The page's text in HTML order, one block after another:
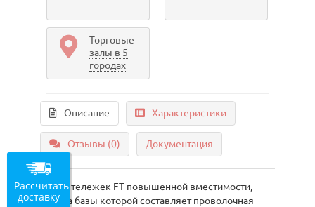
Торговые
залы в 5
городах
Описание Характеристики
Отзывы (0) Документация
Серия тележек FT повышенной вместимости,
основа базы которой составляет проволочная
Рассчитать
доставку